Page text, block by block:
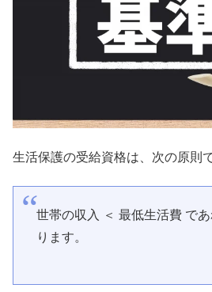
生活保護の受給資格は、次の原則
世帯の収入 ＜ 最低生活費 で
ります。